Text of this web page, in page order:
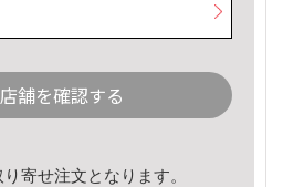
舗を確認する
寄せ注文となります。